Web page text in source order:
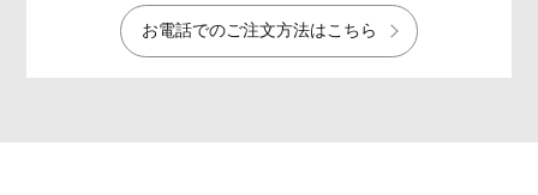
お電話でのご注文方法はこちら